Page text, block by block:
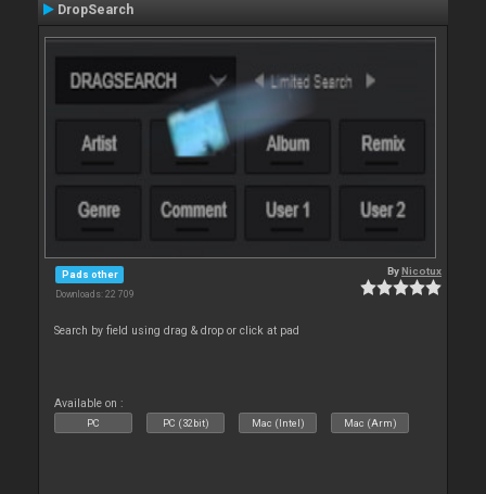
DropSearch
Pads other
Downloads: 22 709
ByNicotux
Search by field using drag & drop or click at pad
Available on :
PC PC (32bit) Mac (Intel) Mac (Arm)